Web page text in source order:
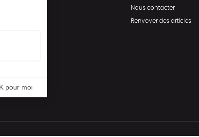
Nous contacter
Renvoyer des articles